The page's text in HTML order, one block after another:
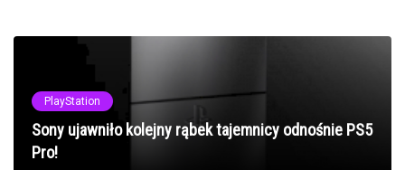
PlayStation
Sony ujawniło kolejny rąbek tajemnicy odnośnie PS5
Pro!